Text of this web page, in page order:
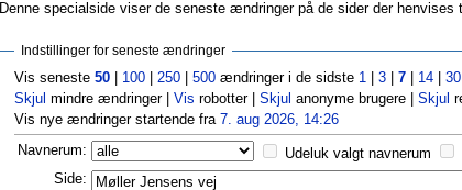
Denne specialside viser de seneste ændringer på de sider der
Indstillinger for seneste ændringer
Vis seneste 50| 100| 250| 500ændringer i de sidste 1| 3| 7| 14| 30
Skjul mindre ændringer | Vis robotter | Skjul anonyme brugere | Skjul
Vis nye ændringer startende fra 7. aug 2026, 14:26
Navnerum: Udeluk valgt navnerum
Side: